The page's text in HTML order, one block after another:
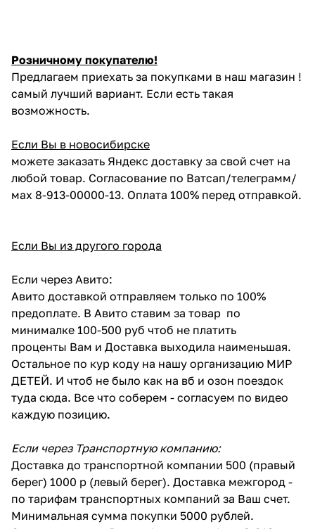
Розничному покупателю!
Предлагаем приехать за покупками в наш магазин !
самый лучший вариант. Если есть такая
возможность.
Если Вы в новосибирске
можете заказать Яндекс доставку за свой счет на
любой товар. Согласование по Ватсап/телеграмм/
мах 8-913-00000-13. Оплата 100% перед отправкой.
Если Вы из другого города
Если через Авито:
Авито доставкой отправляем только по 100%
предоплате. В Авито ставим за товар по
минималке 100-500 руб чтоб не платить
проценты Вам и Доставка выходила наименьшая.
Остальное по кур коду на нашу организацию МИР
ДЕТЕЙ. И чтоб не было как на вб и озон поездок
туда сюда. Все что соберем - согласуем по видео
каждую позицию.
Если через Транспортную компанию:
Доставка до транспортной компании 500 (правый
берег) 1000 р (левый берег). Доставка межгород -
по тарифам транспортных компаний за Ваш счет.
Минимальная сумма покупки 5000 рублей.